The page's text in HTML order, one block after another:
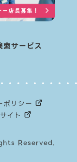
索サービス
ポリシー
イト
Reserved.